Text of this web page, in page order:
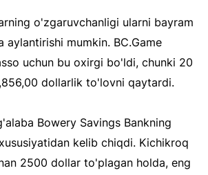
o'zgaruvchanligi ularni bayram
aylantirishi mumkin. BC.Game
uchun bu oxirgi bo'ldi, chunki 20
dollarlik to'lovni qaytardi.
Bowery Savings Bankning
kelib chiqdi. Kichikroq
2500 dollar to'plagan holda, eng